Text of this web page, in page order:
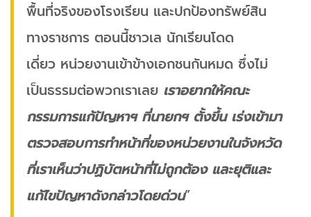
พื้นที่จริงของโรงเรียน และปกป้องทรัพย์สิน
ทางราชการ ตอนนี้ชาวเล นักเรียนโดด
เดี่ยว หน่วยงานเข้าข้างเอกชนกันหมด ซึ่งไม่
เป็นธรรมต่อพวกเราเลย เราอยากให้คณะ
กรรมการแก้ปัญหาฯ ที่นายกฯ ตั้งขึ้น เร่งเข้ามา
ตรวจสอบการทำหน้าที่ของหน่วยงานในจังหวัด
ที่เราเห็นว่าปฏิบัตหน้าที่ไม่ถูกต้อง และยุติและ
แก้ไขปัญหาดังกล่าวโดยด่วน”